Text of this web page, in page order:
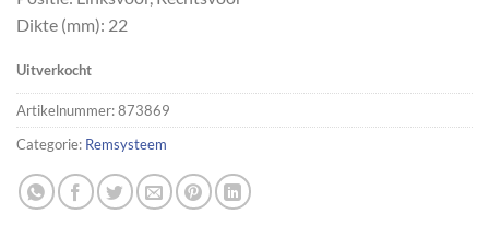
Dikte (mm): 22
Uitverkocht
Artikelnummer:873869
Categorie: Remsysteem